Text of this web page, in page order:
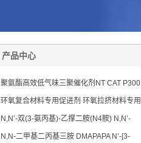
产品中心
聚氨酯高效低气味三聚催化剂NT CAT P300
环氧复合材料专用促进剂 环氧拉挤材料专用
促进剂 NT EP 120
N,N’-双(3-氨丙基)-乙撑二胺(N4胺) N,N’-
Bis(3-aminopropyl)-ethylenediamine CAS
N,N-二甲基二丙基三胺 DMAPAPA N’-[3-